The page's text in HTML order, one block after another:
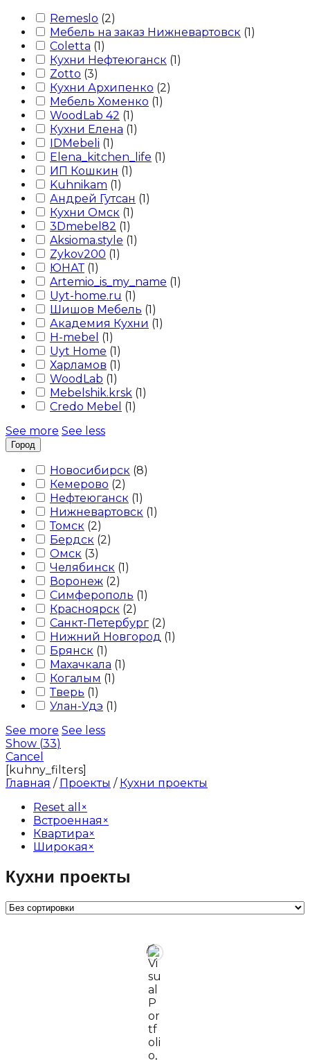
Remeslo (2)
Мебель на заказ Нижневартовск (1)
Coletta (1)
Кухни Нефтеюганск (1)
Zotto (3)
Кухни Архипенко (2)
Мебель Хоменко (1)
WoodLab 42 (1)
Кухни Елена (1)
IDMebeli (1)
Elena_kitchen_life (1)
ИП Кошкин (1)
Kuhnikam (1)
Андрей Гутсан (1)
Кухни Омск (1)
3Dmebel82 (1)
Aksioma.style (1)
Zykov200 (1)
ЮНАТ (1)
Artemio_is_my_name (1)
Uyt-home.ru (1)
Шишов Мебель (1)
Академия Кухни (1)
H-mebel (1)
Uyt Home (1)
Харламов (1)
WoodLab (1)
Mebelshik.krsk (1)
Credo Mebel (1)
See more See less
Город
Новосибирск (8)
Кемерово (2)
Нефтеюганск (1)
Нижневартовск (1)
Томск (2)
Бердск (2)
Омск (3)
Челябинск (1)
Воронеж (2)
Симферополь (1)
Красноярск (2)
Санкт-Петербург (2)
Нижний Новгород (1)
Брянск (1)
Махачкала (1)
Когалым (1)
Тверь (1)
Улан-Удэ (1)
See more See less
Show (33)
Cancel
[kuhny_filters]
Главная / Проекты / Кухни проекты
Reset all
×
Встроенная ×
Квартира×
Широкая ×
Кухни проекты